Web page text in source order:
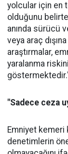
yolcular için en
olduğunu
anında sürücü
veya araç
araştırmalar,
yaralanma
"Sadece ceza
Emniyet kemeri
denetimlerin